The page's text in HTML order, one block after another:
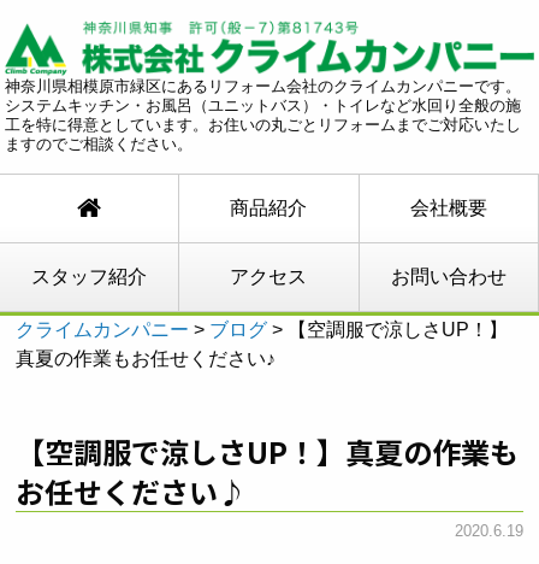
神奈川県相模原市緑区にあるリフォーム会社のクライムカンパニーです。
システムキッチン・お風呂（ユニットバス）・トイレなど水回り全般の施
工を特に得意としています。お住いの丸ごとリフォームまでご対応いたし
ますのでご相談ください。
商品紹介 会社概要
スタッフ紹介 アクセス お問い合わせ
クライムカンパニー > ブログ >
【空調服で涼しさUP！】
真夏の作業もお任せください♪
【空調服で涼しさUP！】真夏の作業も
お任せください♪
2020.6.19